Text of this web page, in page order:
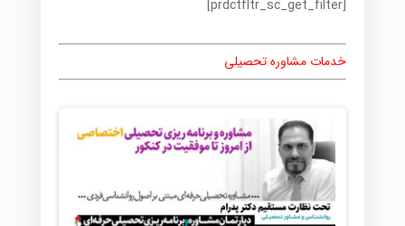
[prdctfltr_sc_get_filter]
خدمات مشاوره تحصیلی